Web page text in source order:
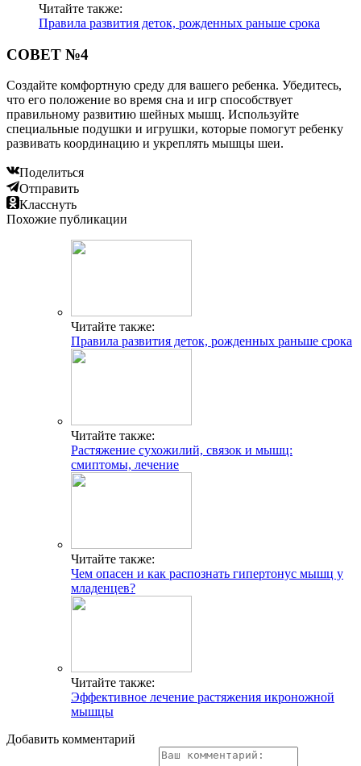
Читайте также:
Правила развития деток, рожденных раньше срока
СОВЕТ №4
Создайте комфортную среду для вашего ребенка. Убедитесь,
что его положение во время сна и игр способствует
правильному развитию шейных мышц. Используйте
специальные подушки и игрушки, которые помогут ребенку
развивать координацию и укреплять мышцы шеи.
Поделиться
Отправить
Класснуть
Похожие публикации
Читайте также:
Правила развития деток, рожденных раньше срока
Читайте также:
Растяжение сухожилий, связок и мышц:
смиптомы, лечение
Читайте также:
Чем опасен и как распознать гипертонус мышц у
младенцев?
Читайте также:
Эффективное лечение растяжения икроножной
мышцы
Добавить комментарий